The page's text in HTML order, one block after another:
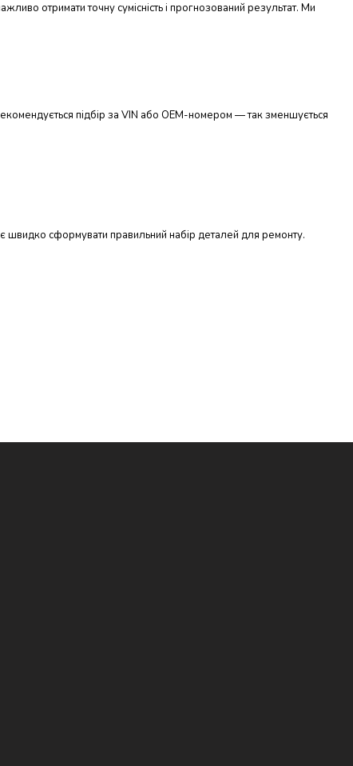
отримати точну сумісність і прогнозований результат. Ми
підбір за VIN або OEM-номером — так зменшується
швидко сформувати правильний набір деталей для ремонту.